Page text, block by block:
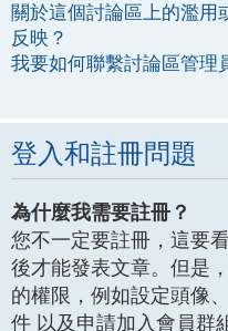
關於這個討論區上的濫用
反映？
我要如何聯繫討論區管理
登入和註冊問題
為什麼我需要註冊？
您不一定要註冊，這要
後才能發表文章。但是
的權限，例如設定頭像
件 以及申請加入會員群